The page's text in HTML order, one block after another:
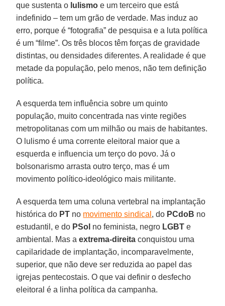
que sustenta o lulismo e um terceiro que está
indefinido – tem um grão de verdade. Mas induz ao
erro, porque é “fotografia” de pesquisa e a luta política
é um “filme”. Os três blocos têm forças de gravidade
distintas, ou densidades diferentes. A realidade é que
metade da população, pelo menos, não tem definição
política.
A esquerda tem influência sobre um quinto
população, muito concentrada nas vinte regiões
metropolitanas com um milhão ou mais de habitantes.
O lulismo é uma corrente eleitoral maior que a
esquerda e influencia um terço do povo. Já o
bolsonarismo arrasta outro terço, mas é um
movimento político-ideológico mais militante.
A esquerda tem uma coluna vertebral na implantação
histórica do PT no movimento sindical , do PCdoB no
estudantil, e do PSol no feminista, negro LGBT e
ambiental. Mas aextrema-direita conquistou uma
capilaridade de implantação, incomparavelmente,
superior, que não deve ser reduzida ao papel das
igrejas pentecostais. O que vai definir o desfecho
eleitoral é a linha política da campanha.